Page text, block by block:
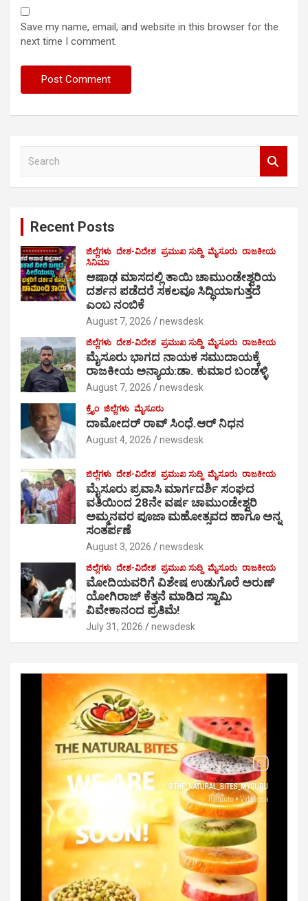
Save my name, email, and website in this browser for the
next time I comment.
Recent Posts
ಜಿಲ್ಲೆಗಳು ದೇಶ-ವಿದೇಶ ಪ್ರಮುಖ ಸುದ್ದಿ ಮೈಸೂರು ರಾಜಕೀಯ
ಸಿನಿಮಾ
ಆಷಾಢ ಮಾಸದಲ್ಲಿ ತಾಯಿ ಚಾಮುಂಡೇಶ್ವರಿಯ
ದರ್ಶನ ಪಡೆದರೆ ಸಕಲವೂ ಸಿದ್ಧಿಯಾಗುತ್ತದೆ
ಎಂಬ ನಂಬಿಕೆ
August 7, 2026 newsdesk
ಜಿಲ್ಲೆಗಳು ದೇಶ-ವಿದೇಶ ಪ್ರಮುಖ ಸುದ್ದಿ ಮೈಸೂರು ರಾಜಕೀಯ
ಮೈಸೂರು ಭಾಗದ ನಾಯಕ ಸಮುದಾಯಕ್ಕೆ
ರಾಜಕೀಯ ಅನ್ಯಾಯ:ಡಾ. ಕುಮಾರ ಬಂಡಳ್ಳಿ
August 7, 2026 newsdesk
ಕ್ರೈಂ ಜಿಲ್ಲೆಗಳು ಮೈಸೂರು
ದಾಮೋದರ್ ರಾವ್ ಸಿಂಧೆ.ಆರ್ ನಿಧನ
August 4, 2026 newsdesk
ಜಿಲ್ಲೆಗಳು ದೇಶ-ವಿದೇಶ ಪ್ರಮುಖ ಸುದ್ದಿ ಮೈಸೂರು ರಾಜಕೀಯ
ಮೈಸೂರು ಪ್ರವಾಸಿ ಮಾರ್ಗದರ್ಶಿ ಸಂಘದ
ವತಿಯಿಂದ 28ನೇ ವರ್ಷ ಚಾಮುಂಡೇಶ್ವರಿ
ಅಮ್ಮನವರ ಪೂಜಾ ಮಹೋತ್ಸವದ ಹಾಗೂ ಅನ್ನ
ಸಂತರ್ಪಣೆ
August 3, 2026 newsdesk
ಜಿಲ್ಲೆಗಳು ದೇಶ-ವಿದೇಶ ಪ್ರಮುಖ ಸುದ್ದಿ ಮೈಸೂರು ರಾಜಕೀಯ
ಮೋದಿಯವರಿಗೆ ವಿಶೇಷ ಉಡುಗೊರೆ ಅರುಣ್
ಯೋಗಿರಾಜ್ ಕೆತ್ತನೆ ಮಾಡಿದ ಸ್ವಾಮಿ
ವಿವೇಕಾನಂದ ಪ್ರತಿಮೆ!
July 31, 2026 newsdesk